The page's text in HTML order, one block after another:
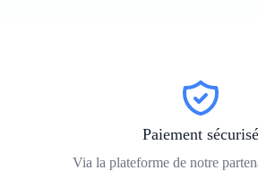
Paiement sécurisé
Via la plateforme de notre